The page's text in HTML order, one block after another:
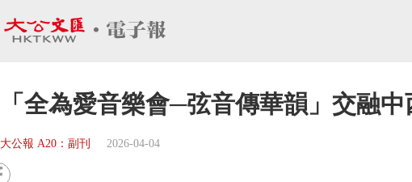
「全為愛音樂會─弦音傳華韻」交融
大公報 A20：副刊 2026-04-04